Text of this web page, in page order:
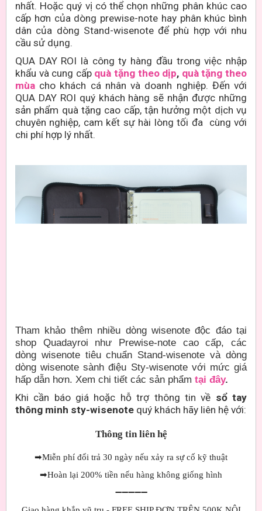
nhất. Hoặc quý vị có thể chọn những phân khúc cao
cấp hơn của dòng prewise-note hay phân khúc bình
dân của dòng Stand-wisenote để phù hợp với nhu
cầu sử dụng.
QUA DAY ROI là công ty hàng đầu trong việc nhập
khẩu và cung cấp quà tặng theo dịp, quà tặng theo
mùa cho khách cá nhân và doanh nghiệp. Đến với
QUA DAY ROI quý khách hàng sẽ nhận được những
sản phẩm quà tặng cao cấp, tận hưởng một dịch vụ
chuyên nghiệp, cam kết sự hài lòng tối đa cùng với
chi phí hợp lý nhất.
Tham khảo thêm nhiều dòng wisenote độc đáo tại
shop Quadayroi như Prewise-note cao cấp, các
dòng wisenote tiêu chuẩn Stand-wisenote và dòng
dòng wisenote sành điệu Sty-wisenote với mức giá
hấp dẫn hơn. Xem chi tiết các sản phẩm tại đây.
Khi cần báo giá hoặc hỗ trợ thông tin về sổ tay
thông minh sty-wisenote quý khách hãy liên hệ với:
Thông tin liên hệ
➡Miễn phí đổi trả 30 ngày nếu xảy ra sự cố kỹ thuật
➡Hoàn lại 200% tiền nếu hàng không giống hình
➖➖➖➖➖